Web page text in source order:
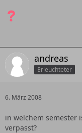
andreas
Erleuchteter
6. März 2008
in welchem semester
verpasst?